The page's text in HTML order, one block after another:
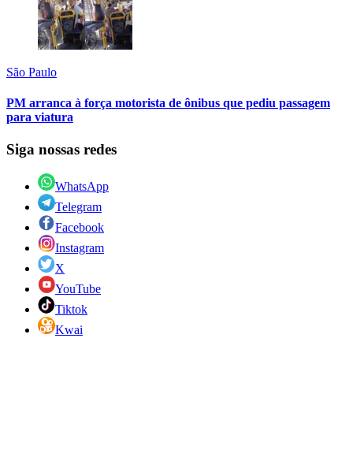
São Paulo
PM arranca à força motorista de ônibus que pediu passagem
para viatura
Siga nossas redes
WhatsApp
Telegram
Facebook
Instagram
X
YouTube
Tiktok
Kwai